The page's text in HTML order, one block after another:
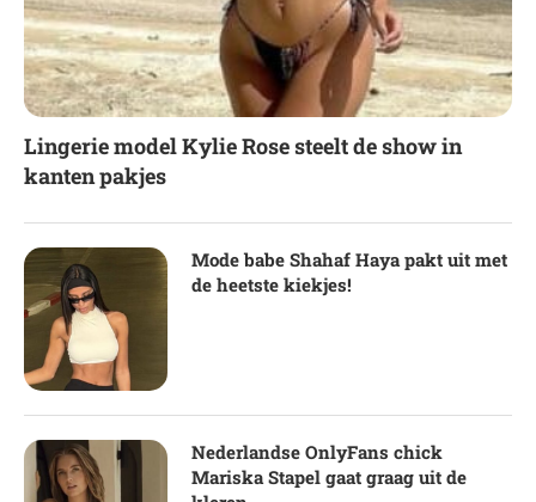
Lingerie model Kylie Rose steelt de show in
kanten pakjes
Mode babe Shahaf Haya pakt uit met
de heetste kiekjes!
Nederlandse OnlyFans chick
Mariska Stapel gaat graag uit de